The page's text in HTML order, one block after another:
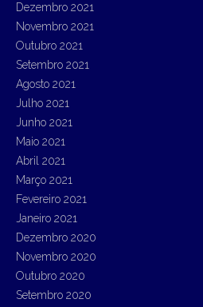
Dezembro 2021
Novembro 2021
Outubro 2021
Setembro 2021
Agosto 2021
Julho 2021
Junho 2021
Maio 2021
Abril 2021
Março 2021
Fevereiro 2021
Janeiro 2021
Dezembro 2020
Novembro 2020
Outubro 2020
Setembro 2020